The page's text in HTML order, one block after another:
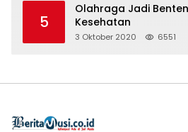
5
Olahraga Jadi
Kesehatan
3 Oktober 2020 6551